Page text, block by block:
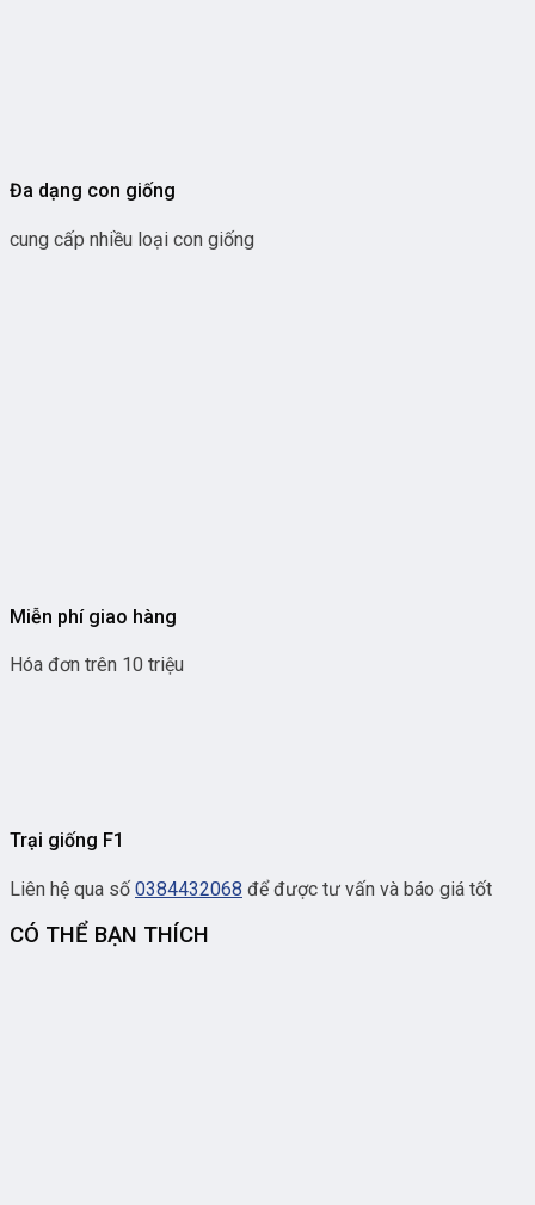
Đa dạng con giống
cung cấp nhiều loại con giống
Miễn phí giao hàng
Hóa đơn trên 10 triệu
Trại giống F1
Liên hệ qua số 0384432068 để được tư vấn và báo giá tốt
CÓ THỂ BẠN THÍCH